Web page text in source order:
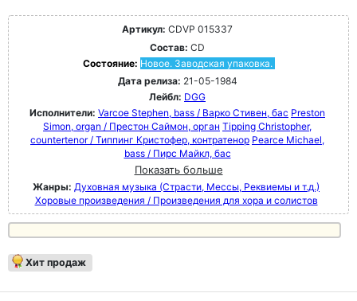
Артикул: CDVP 015337
Состав: CD
Состояние: Новое. Заводская упаковка.
Дата релиза: 21-05-1984
Лейбл: DGG
Исполнители: Varcoe Stephen, bass / Варко Стивен, бас Preston
Simon, organ / Престон Саймон, орган Tipping Christopher,
countertenor / Типпинг Кристофер, контратенор Pearce Michael,
bass / Пирс Майкл, бас
Показать больше
Жанры: Духовная музыка (Страсти, Мессы, Реквиемы и т.д.)
Хоровые произведения / Произведения для хора и солистов
Хит продаж